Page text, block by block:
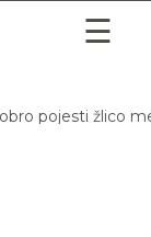
pojesti žlico